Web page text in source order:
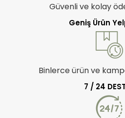
Güvenli ve kolay
Geniş Ürün
Binlerce ürün ve
7 / 24